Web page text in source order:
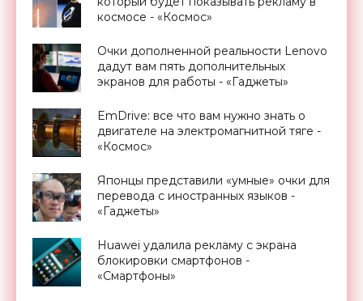
космосе - «Космос»
Очки дополненной реальности Lenovo
дадут вам пять дополнительных
экранов для работы - «Гаджеты»
EmDrive: все что вам нужно знать о
двигателе на электромагнитной тяге -
«Космос»
Японцы представили «умные» очки для
перевода с иностранных языков -
«Гаджеты»
Huawei удалила рекламу с экрана
блокировки смартфонов -
«Смартфоны»